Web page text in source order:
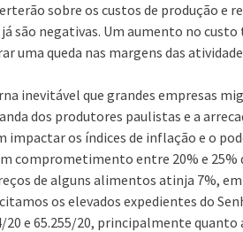
sobre os custos de produção e
são negativas. Um aumento no
uma queda nas margens das
inevitável que grandes empresas
dos produtores paulistas e a
impactar os índices de inflação e o
comprometimento entre 20% e
de alguns alimentos atinja 7%,
os elevados expedientes do
20 e 65.255/20, principalmente